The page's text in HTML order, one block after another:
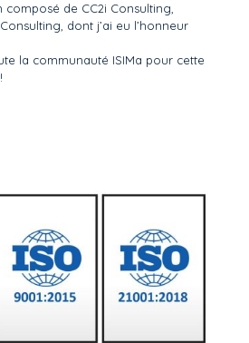
de CC2i Consulting,
Consulting, dont j’ai eu l’honneur
la communauté ISIMa pour cette